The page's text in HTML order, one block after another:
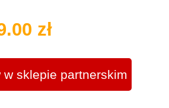
zł
w sklepie partnerskim